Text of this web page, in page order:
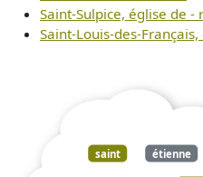
Saint-Sulpice, église de -
Saint-Louis-des-
saint étienne